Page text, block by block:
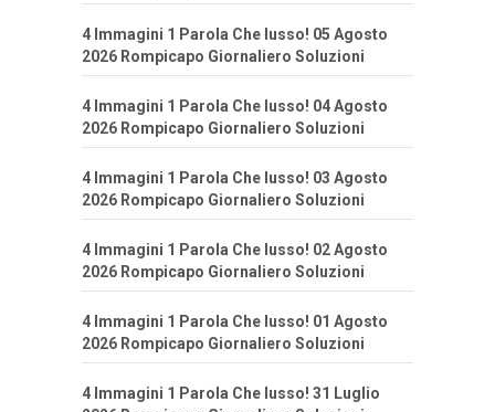
4 Immagini 1 Parola Che lusso! 05 Agosto
2026 Rompicapo Giornaliero Soluzioni
4 Immagini 1 Parola Che lusso! 04 Agosto
2026 Rompicapo Giornaliero Soluzioni
4 Immagini 1 Parola Che lusso! 03 Agosto
2026 Rompicapo Giornaliero Soluzioni
4 Immagini 1 Parola Che lusso! 02 Agosto
2026 Rompicapo Giornaliero Soluzioni
4 Immagini 1 Parola Che lusso! 01 Agosto
2026 Rompicapo Giornaliero Soluzioni
4 Immagini 1 Parola Che lusso! 31 Luglio